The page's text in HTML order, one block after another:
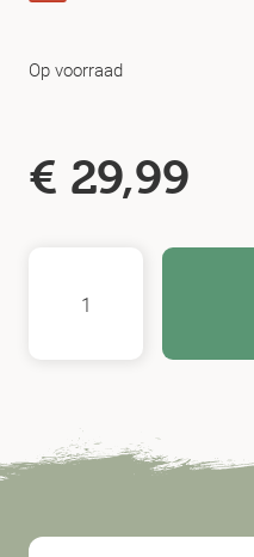
Op voorraad
€ 29,99